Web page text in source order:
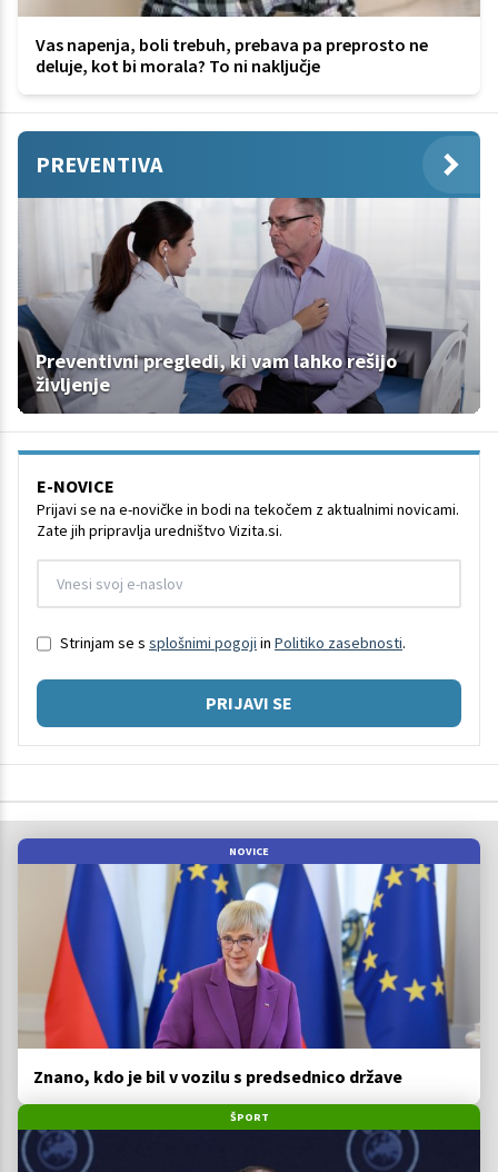
Vas napenja, boli trebuh, prebava pa preprosto ne
deluje, kot bi morala? To ni naključje
PREVENTIVA
Preventivni pregledi, ki vam lahko rešijo
življenje
E-NOVICE
Prijavi se na e-novičke in bodi na tekočem z aktualnimi novicami.
Zate jih pripravlja uredništvo Vizita.si.
Strinjam se s splošnimi pogoji in Politiko zasebnosti.
PRIJAVI SE
NOVICE
Znano, kdo je bil v vozilu s predsednico države
ŠPORT